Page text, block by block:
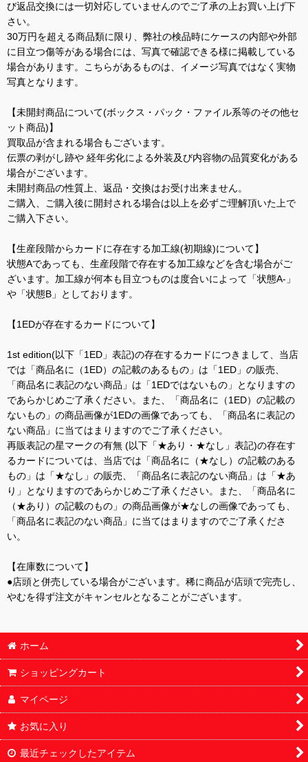
び返品交換には一切対応していませんのでご了承の上お買い上げ下
さい。
30万円を超える商品類に限り、弊社の検品時にケースの内部や外部
に目立つ傷等がある場合には、写真で確認できる様に掲載している
場合があります。こちらがあるものは、イメージ写真ではなく実物
写真となります。
【未開封商品について(ボックス・パック・ファイル系等のその他セ
ット商品)】
買取品が含まれる場合もございます。
伝票の剥がし跡や 経年劣化による外装及び内容物の品質変化がある
場合がございます。
未開封商品の性質上、返品・交換はお受け出来ません。
ご購入、ご購入後に開封される場合は以上を必ずご理解頂いた上で
ご購入下さい。
【生産段階からカードに存在する加工線(初期線)について】
状態Aであっても、生産段階で存在する加工線などを含む場合がご
ざいます。加工線が何本も目立つものは度合いによって「状態A-」
や「状態B」としております。
【1EDが存在するカードについて】
1st edition(以下「1ED」表記)の存在するカードにつきまして、当店
では「商品名に（1ED）の記載のあるもの」は「1ED」の販売、
「商品名に表記のない商品」は「1EDではないもの」となりますの
であらかじめご了承ください。また、「商品名に（1ED）の記載の
ないもの」の商品画像が1EDの画像であっても、「商品名に表記の
ない商品」に当てはまりますのでご了承ください。
再販表記の星マークの有無 (以下「★あり・★なし」表記)の存在す
るカードについては、当店では「商品名に（★なし）の記載のある
もの」は「★なし」の販売、「商品名に表記のない商品」は「★あ
り」となりますのであらかじめご了承ください。また、「商品名に
（★あり）の記載のもの」の商品画像が★なしの画像であっても、
「商品名に表記のない商品」に当てはまりますのでご了承くださ
い。
【在庫数について】
●店頭と併売している場合がございます。稀に商品が店頭で完売し、
やむを得ず注文がキャンセルとなることがございます。
ホーム
ショッピングカート
マイページ
お気に入り
最近チェックしたアイテム